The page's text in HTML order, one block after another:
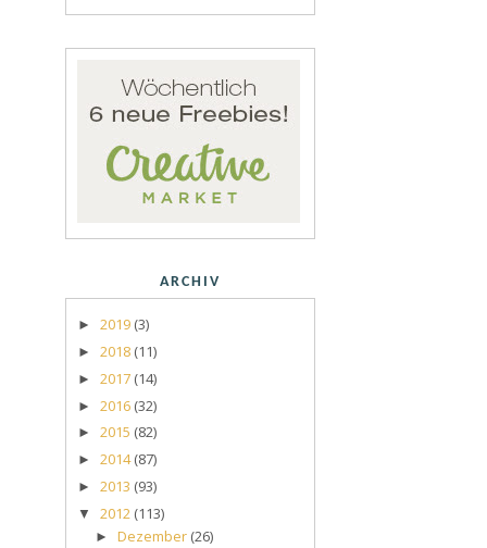
ARCHIV
► 2019 (3)
► 2018 (11)
► 2017 (14)
► 2016 (32)
► 2015 (82)
► 2014(87)
► 2013 (93)
▼ 2012 (113)
► Dezember (26)